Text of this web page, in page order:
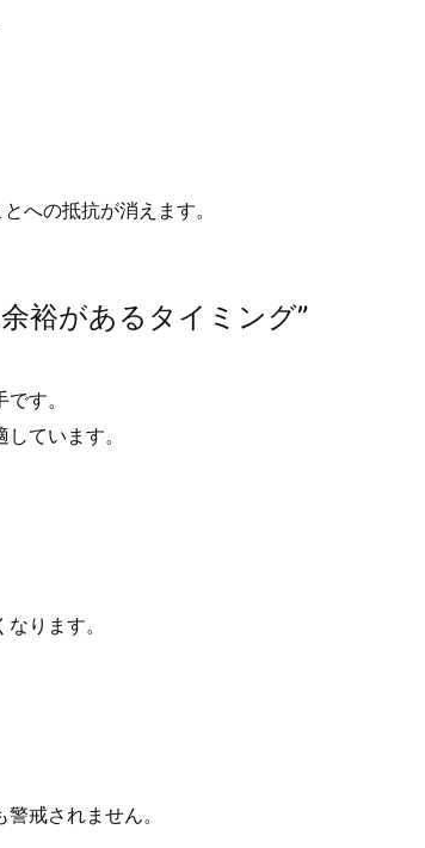
への抵抗が消えます。
裕があるタイミング”
す。
ています。
ります。
戒されません。